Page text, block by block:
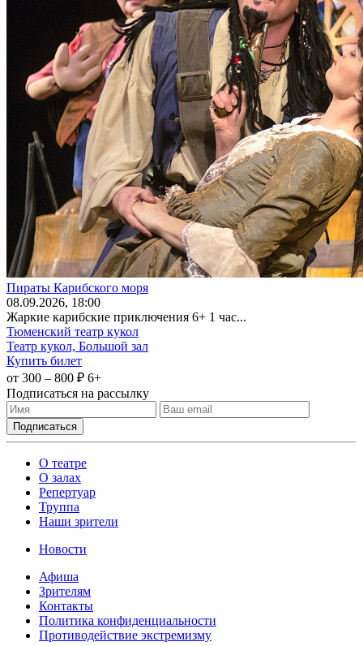
Пираты Карибского моря
08.09.2026, 18:00
Жаркие карибские приключения 6+ 1 час...
Тюменский театр кукол
Театр кукол, Большой зал
Купить билет
от 300 – 800 ₽ 6+
Подписаться на рассылку
О театре
О залах
Репертуар
Труппа
Наши зрители
Новости
Афиша
Зрителям
Контакты
Политика конфиденциальности
Противодействие экстремизму